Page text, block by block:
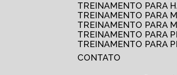
TREINAMENTO PARA
TREINAMENTO PARA
TREINAMENTO PARA
TREINAMENTO PARA
TREINAMENTO PARA
CONTATO